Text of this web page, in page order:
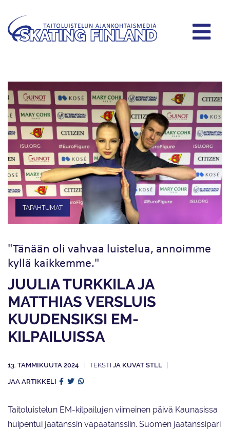
TAPAHTUMAT
"Tänään oli vahvaa luistelua, annoimme
kyllä kaikkemme."
JUULIA TURKKILA JA
MATTHIAS VERSLUIS
KUUDENSIKSI EM-
KILPAILUISSA
13. TAMMIKUUTA 2024 JA KUVAT STLL
JAA ARTIKKELI
Taitoluistelun EM-kilpailujen viimeinen päivä Kaunasissa
huipentui jäätanssin vapaatanssiin. Suomen jäätanssipari